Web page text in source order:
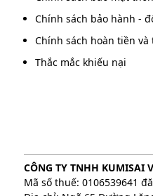
Chính sách bảo hành -
Chính sách hoàn tiền
Thắc mắc khiếu nại
CÔNG TY TNHH KUMISAI
Mã số thuế: 0106539641